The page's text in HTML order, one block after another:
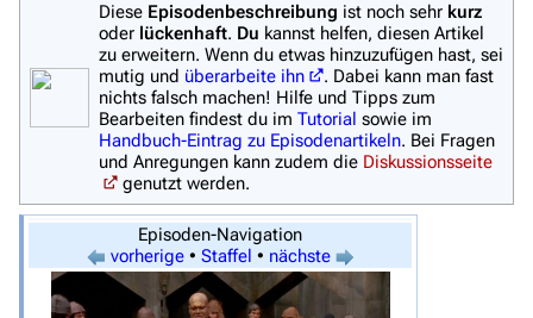
3639 2133 346.392
Navigation
Hauptseite
Von A bis Z
Zufälliger Artikel
Diese Episodenbeschreibung ist noch sehr kurz
oder lückenhaft. Du kannst helfen, diesen Artikel
zu erweitern. Wenn du etwas hinzuzufügen hast, sei
mutig und überarbeite ihn
. Dabei kann man fast
nichts falsch machen! Hilfe und Tipps zum
Bearbeiten findest du im Tutorial sowie im
Handbuch-Eintrag zu Episodenartikeln. Bei Fragen
und Anregungen kann zudem die Diskussionsseite
genutzt werden.
Episoden-Navigation
vorherige• Staffel • nächste